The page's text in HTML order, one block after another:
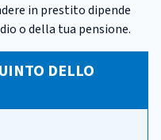
in prestito dipende
o della tua pensione.
DELLO